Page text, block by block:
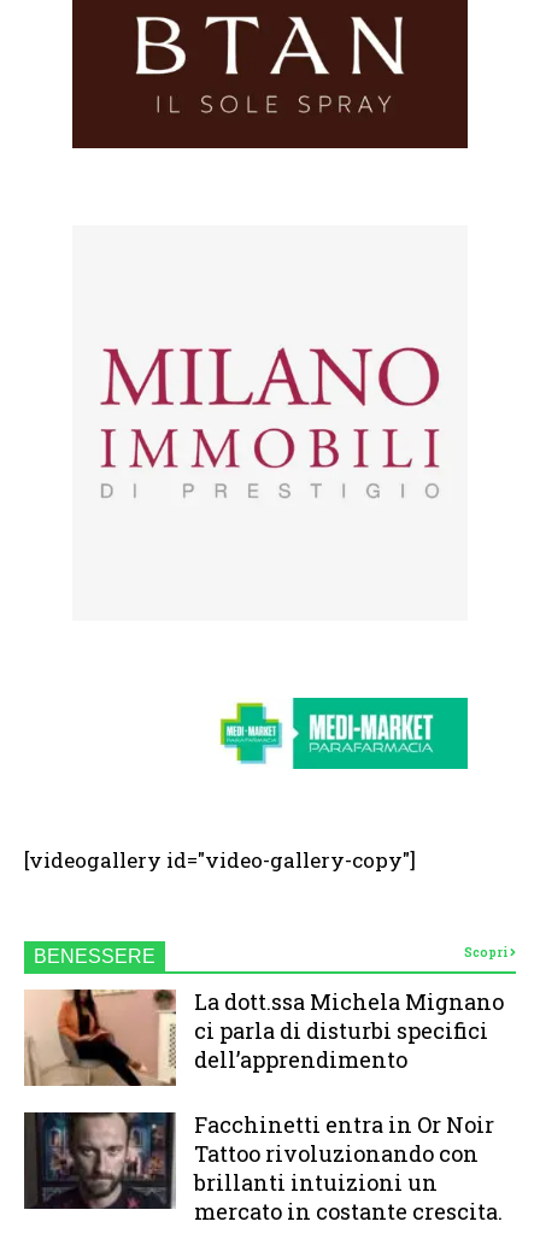
[videogallery id="video-gallery-copy"]
BENESSERE Scopri
La dott.ssa Michela Mignano
ci parla di disturbi specifici
dell’apprendimento
Facchinetti entra in Or Noir
Tattoo rivoluzionando con
brillanti intuizioni un
mercato in costante crescita.